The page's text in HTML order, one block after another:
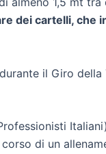
dei cartelli, che
il Giro
di un